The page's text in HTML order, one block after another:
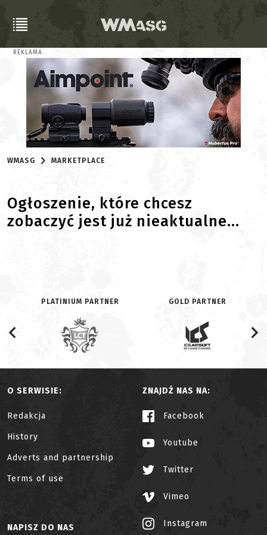
REKLAMA
WMASG MARKETPLACE
Ogłoszenie, które chcesz
zobaczyć jest już nieaktualne...
PLATINIUM PARTNER GOLD PARTNER
O SERWISIE:
Redakcja
History
Adverts and partnership
Terms of use
ZNAJDŹ NAS NA:
Facebook
Youtube
Twitter
Vimeo
Instagram
NAPISZ DO NAS